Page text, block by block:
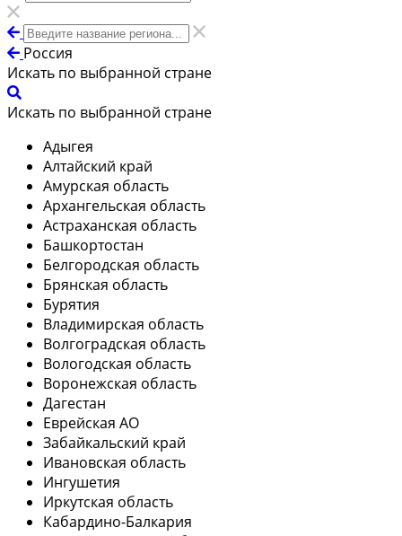
Россия
Искать по выбранной стране
Искать по выбранной стране
Адыгея
Алтайский край
Амурская область
Архангельская область
Астраханская область
Башкортостан
Белгородская область
Брянская область
Бурятия
Владимирская область
Волгоградская область
Вологодская область
Воронежская область
Дагестан
Еврейская АО
Забайкальский край
Ивановская область
Ингушетия
Иркутская область
Кабардино-Балкария